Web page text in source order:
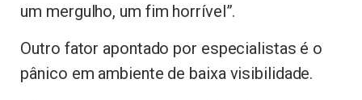
um mergulho, um fim horrível”.
Outro fator apontado por especialistas é o
pânico em ambiente de baixa visibilidade.